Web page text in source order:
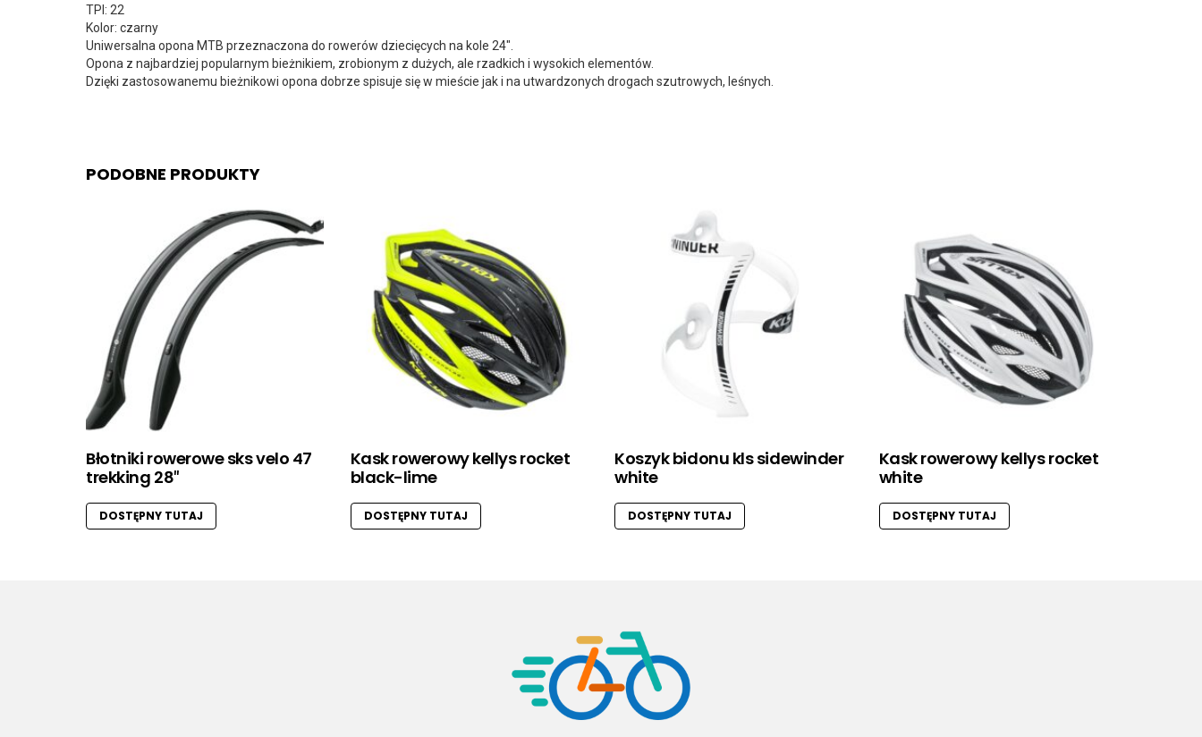
TPI: 22
Kolor: czarny
Uniwersalna opona MTB przeznaczona do rowerów dziecięcych na kole 24″.
Opona z najbardziej popularnym bieżnikiem, zrobionym z dużych, ale rzadkich i wysokich elementów.
Dzięki zastosowanemu bieżnikowi opona dobrze spisuje się w mieście jak i na utwardzonych drogach szutrowych, leśnych.
PODOBNE PRODUKTY
Błotniki rowerowe sks velo 47
trekking 28″
DOSTĘPNY TUTAJ
Kask rowerowy kellys rocket
black-lime
DOSTĘPNY TUTAJ
Koszyk bidonu kls sidewinder
white
DOSTĘPNY TUTAJ
Kask rowerowy kellys rocket
white
DOSTĘPNY TUTAJ